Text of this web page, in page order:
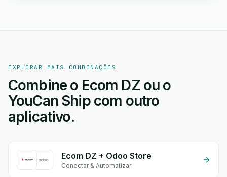
EXPLORAR MAIS COMBINAÇÕES
Combine o Ecom DZ ou o
YouCan Ship com outro
aplicativo.
Ecom DZ + Odoo Store
Conectar & Automatizar